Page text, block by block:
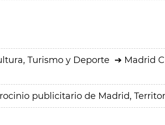
Turismo y Deporte
Madrid
publicitario de Madrid,